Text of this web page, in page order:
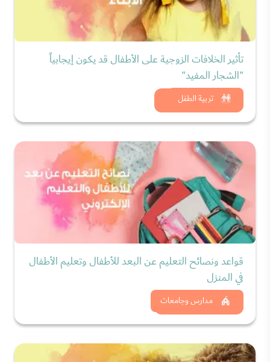
تربية الطفل
تأثير الخلافات الزوجية على الأطفال قد يكون إيجابياً
"الشجار المفيد"
شاهد الان
مدارس وجامعات
قواعد ونصائح التعليم عن البعد للأطفال وتعليم الأطفال
في المنزل
شاهد الان